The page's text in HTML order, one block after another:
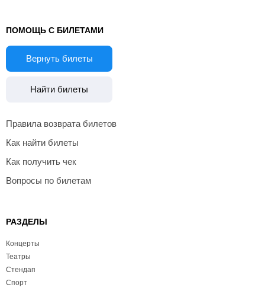
ПОМОЩЬ С БИЛЕТАМИ
Вернуть билеты
Найти билеты
Правила возврата билетов
Как найти билеты
Как получить чек
Вопросы по билетам
РАЗДЕЛЫ
Концерты
Театры
Стендап
Спорт